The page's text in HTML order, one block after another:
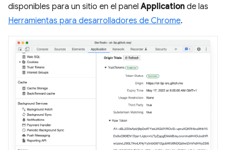
disponibles para un sitio en el panelApplication de las
Herramientas para desarrolladores de Chrome.